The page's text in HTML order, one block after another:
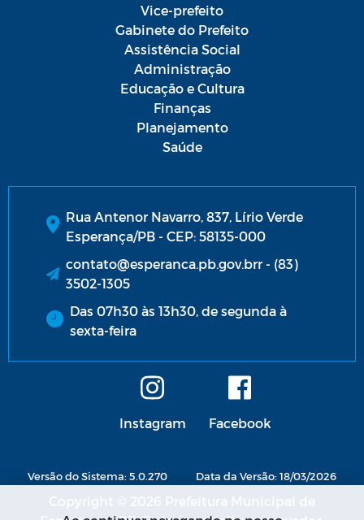
Vice-prefeito
Gabinete do Prefeito
Assistência Social
Administração
Educação e Cultura
Finanças
Planejamento
Saúde
Rua Antenor Navarro, 837, Lírio Verde
Esperança/PB - CEP: 58135-000
contato@esperanca.pb.gov.brr - (83)
3502-1305
Das 07h30 às 13h30, de segunda à
sexta-feira
Instagram Facebook
Versão do Sistema: 5.0.270 Data da Versão: 18/03/2026
Copyright © 2026 Prefeitura Municipal de